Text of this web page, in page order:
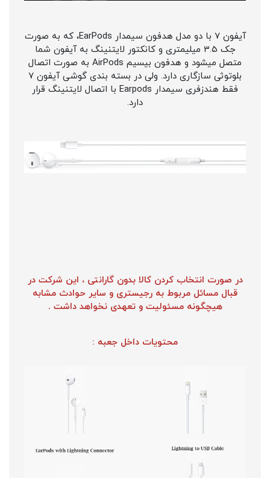
آیفون 7 با دو مدل هدفون سیمدار EarPods، که به صورت
جک 3.5 میلیمتری و کانکتور لایتنینگ به آیفون شما
متصل میشود و هدفون بیسیم AirPods به صورت اتصال
بلوتوثی سازگاری دارد. ولی در بسته بندی گوشی آیفون 7
فقط هندزفری سیمدار Earpods با اتصال لایتنینگ قرار
دارد.
در صورت انتخاب کردن کالا بدون گارانتی ، این شرکت در
قبال مسائل مربوط به رجیستری و سایر حوادث مشابه
هیچگونه مسئولیت و تعهدی نخواهد داشت .
محتویات داخل جعبه :